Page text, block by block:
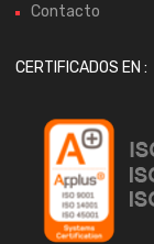
Contacto
CERTIFICADOS EN :